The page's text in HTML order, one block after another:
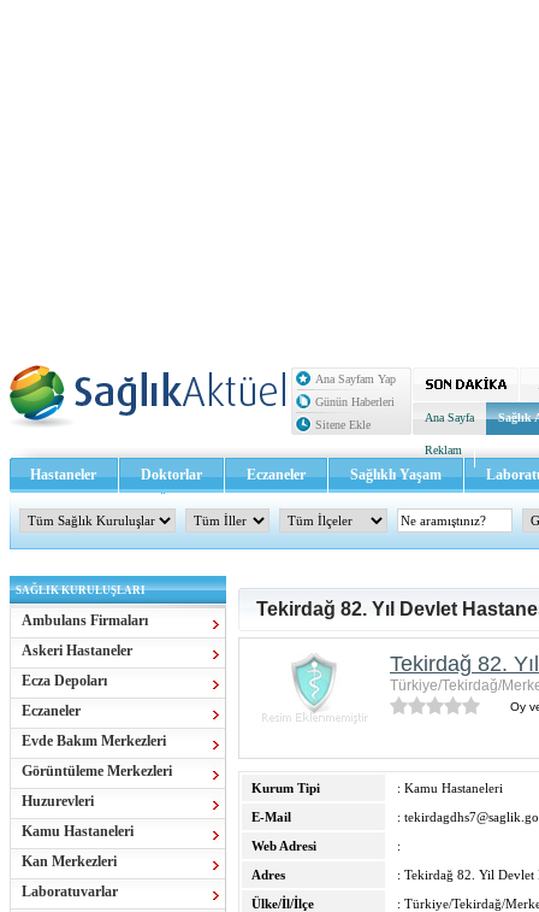
Ana Sayfam Yap
Günün Haberleri
Sitene Ekle
Ana Sayfa Sağlık
Reklam
Hastaneler Doktorlar Eczaneler Sağlıklı Yaşam
Sağlık TV - Video İletişim
SAĞLIK KURULUŞLARI
Ambulans Firmaları
Askeri Hastaneler
Ecza Depoları
Eczaneler
Evde Bakım Merkezleri
Görüntüleme Merkezleri
Huzurevleri
Kamu Hastaneleri
Kan Merkezleri
Laboratuvarlar
Tekirdağ 82. Yıl Devlet
Tekirdağ 82.
Türkiye/Tekirdağ/
Oy
Kurum Tipi
: Kamu Hastaneleri
E-Mail
:
Web Adresi
:
Adres
: Tekirdağ 82. Yil Devlet
Ülke/İl/İlçe
: Türkiye/Tekirdağ/